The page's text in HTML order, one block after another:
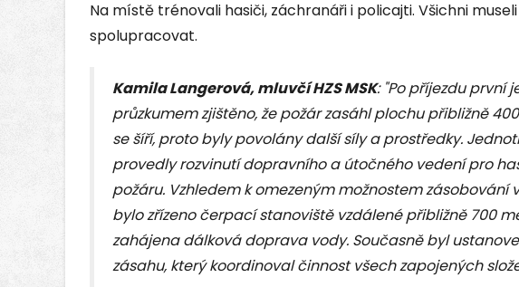
Na místě trénovali hasiči, záchranáři i policajti. Všichni
spolupracovat.
Kamila Langerová, mluvčí HZS MSK: "Po příjezdu první
průzkumem zjištěno, že požár zasáhl plochu přibližně
se šíří, proto byly povolány další síly a prostředky.
provedly rozvinutí dopravního a útočného vedení pro
požáru. Vzhledem k omezeným možnostem zásobování
bylo zřízeno čerpací stanoviště vzdálené přibližně 700
zahájena dálková doprava vody. Současně byl
zásahu, který koordinoval činnost všech zapojených